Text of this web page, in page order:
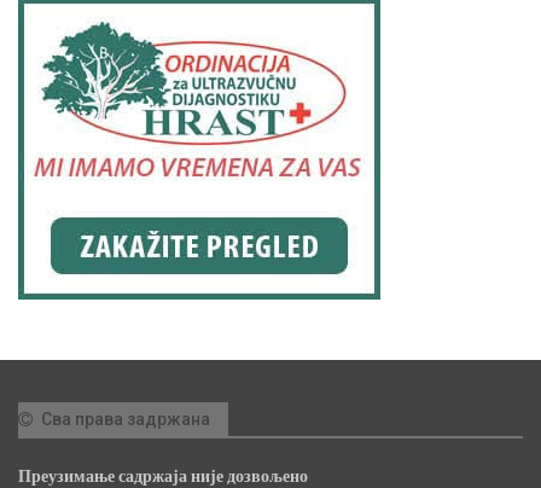
Сва права задржана
Преузимање садржаја није дозвољено